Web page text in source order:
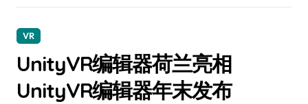
VR
UnityVR编辑器荷兰亮相
UnityVR编辑器年末发布